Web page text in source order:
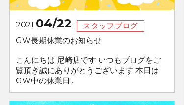
2021 04/22
スタッフブログ
GW長期休業のお知らせ
こんにちは 尼崎店です いつもブログをご
覧頂き誠にありがとうございます 本日は
GW中の休業日...